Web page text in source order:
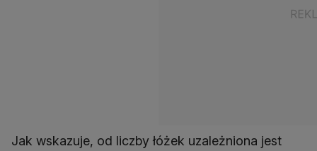
Jak wskazuje, od liczby łóżek uzależniona jest